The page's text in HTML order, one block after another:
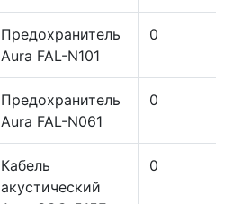
Предохранитель
Aura FAL-N101
0
Предохранитель
Aura FAL-N061
0
Кабель
акустический
0